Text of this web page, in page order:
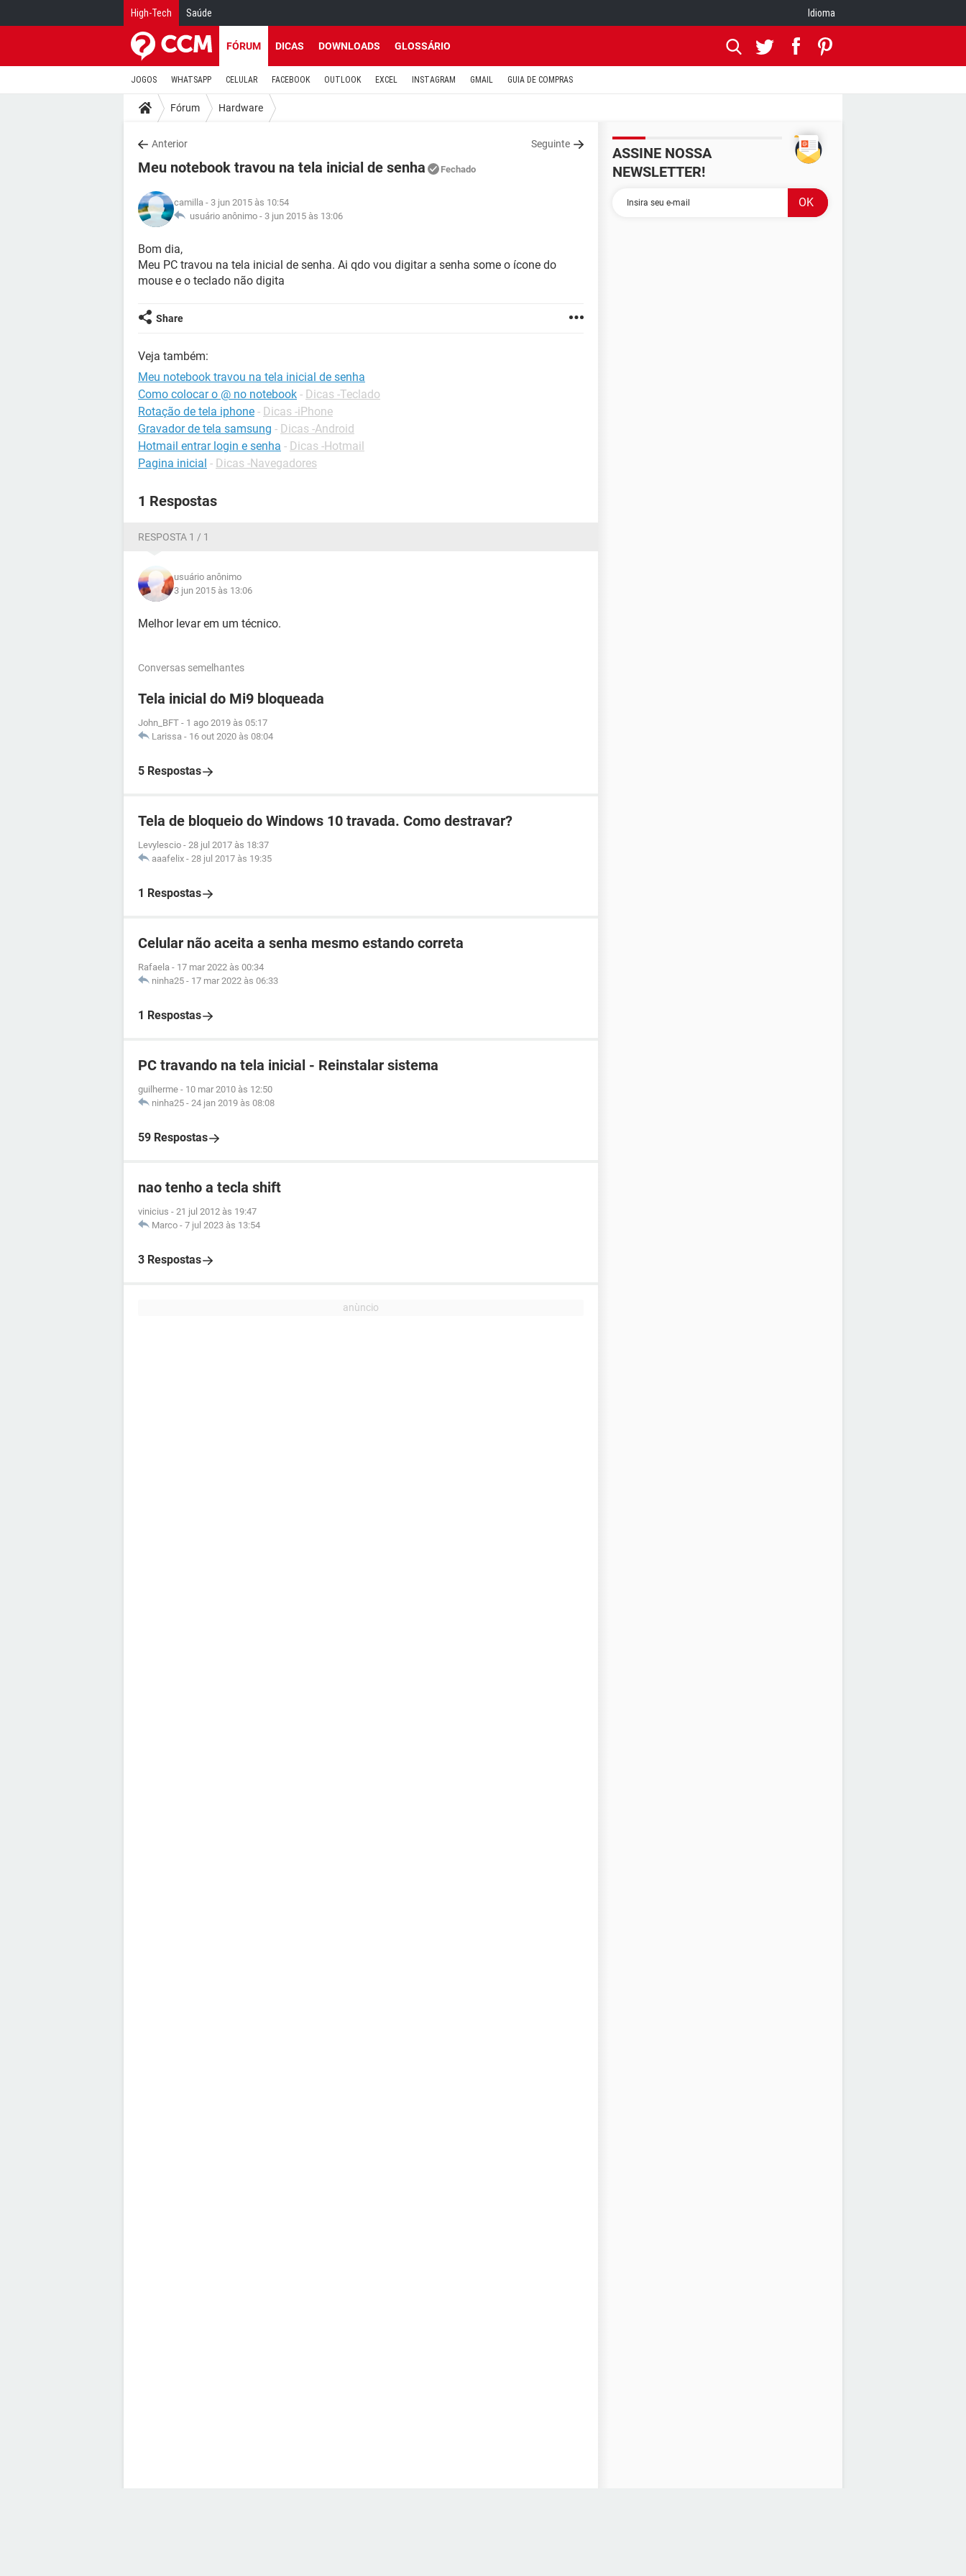
High-Tech Saúde Idioma
FÓRUM DICAS DOWNLOADS GLOSSÁRIO
JOGOS WHATSAPP CELULAR FACEBOOK OUTLOOK EXCEL INSTAGRAM GMAIL GUIA DE COMPRAS
Fórum Hardware
Anterior Seguinte
Meu notebook travou na tela inicial de senha Fechado
camilla - 3 jun 2015 às 10:54
usuário anônimo - 3 jun 2015 às 13:06
Bom dia,
Meu PC travou na tela inicial de senha. Ai qdo vou digitar a senha some o ícone do
mouse e o teclado não digita
Share
Veja também:
Meu notebook travou na tela inicial de senha
Como colocar o @ no notebook - Dicas -Teclado
Rotação de tela iphone - Dicas -iPhone
Gravador de tela samsung - Dicas -Android
Hotmail entrar login e senha - Dicas -Hotmail
Pagina inicial - Dicas -Navegadores
1 Respostas
RESPOSTA 1 / 1
usuário anônimo
3 jun 2015 às 13:06
Melhor levar em um técnico.
Conversas semelhantes
Tela inicial do Mi9 bloqueada
John_BFT - 1 ago 2019 às 05:17
Larissa - 16 out 2020 às 08:04
5 Respostas
Tela de bloqueio do Windows 10 travada. Como destravar?
Levylescio - 28 jul 2017 às 18:37
aaafelix - 28 jul 2017 às 19:35
1 Respostas
Celular não aceita a senha mesmo estando correta
Rafaela - 17 mar 2022 às 00:34
ninha25 - 17 mar 2022 às 06:33
1 Respostas
PC travando na tela inicial - Reinstalar sistema
guilherme - 10 mar 2010 às 12:50
ninha25 - 24 jan 2019 às 08:08
59 Respostas
nao tenho a tecla shift
vinicius - 21 jul 2012 às 19:47
Marco - 7 jul 2023 às 13:54
3 Respostas
ASSINE NOSSA
NEWSLETTER!